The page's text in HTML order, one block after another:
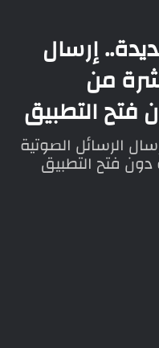
إرسال
من
فتح التطبيق
الرسائل الصوتية
فتح التطبيق